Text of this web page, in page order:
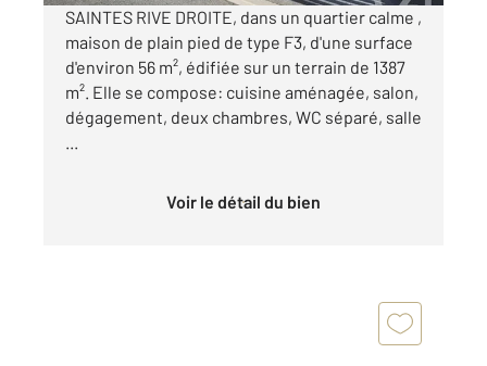
SAINTES RIVE DROITE, dans un quartier calme ,
maison de plain pied de type F3, d'une surface
d'environ 56 m², édifiée sur un terrain de 1387
m². Elle se compose: cuisine aménagée, salon,
dégagement, deux chambres, WC séparé, salle
...
Voir le détail du bien